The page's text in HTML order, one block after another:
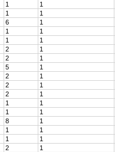
1
1
1
1
6
1
1
1
1
1
2
1
2
1
5
1
2
1
2
1
2
1
1
1
1
1
8
1
1
1
1
1
2
1